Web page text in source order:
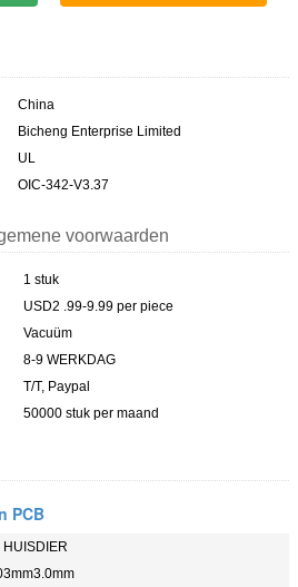
China
Bicheng Enterprise Limited
UL
OIC-342-V3.37
voorwaarden
1 stuk
USD2 .99-9.99 per piece
Vacuüm
8-9 WERKDAG
T/T, Paypal
50000 stuk per maand
PCB
HUISDIER